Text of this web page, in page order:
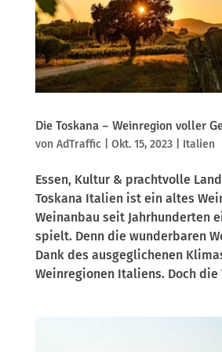
Die Toskana – Weinregion voller
von AdTraffic Okt. 15, 2023| Italien
Essen, Kultur & prachtvolle
Toskana Italien ist ein altes
Weinanbau seit Jahrhunderten
spielt. Denn die wunderbaren
Dank des ausgeglichenen
Weinregionen Italiens. Doch die